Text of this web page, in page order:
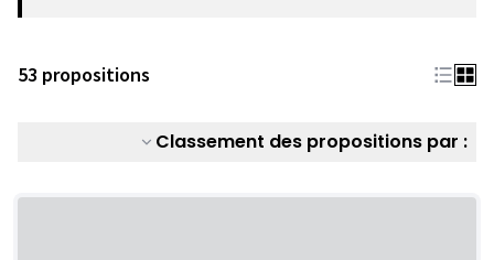
53 propositions
Classement des propositions par :